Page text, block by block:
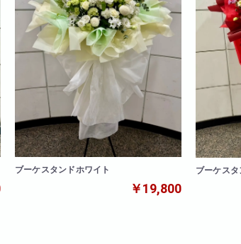
ブーケスタンドホワイト
￥19,800
ブーケス